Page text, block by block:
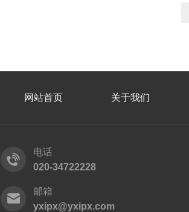
网站首页 关于我们
电话
020-34722228
邮箱
yxipx@yxipx.com